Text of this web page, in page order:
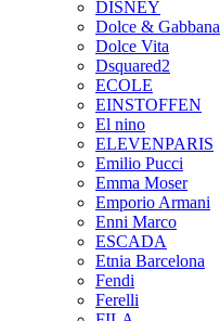
DISNEY
Dolce & Gabbana
Dolce Vita
Dsquared2
ECOLE
EINSTOFFEN
El nino
ELEVENPARIS
Emilio Pucci
Emma Moser
Emporio Armani
Enni Marco
ESCADA
Etnia Barcelona
Fendi
Ferelli